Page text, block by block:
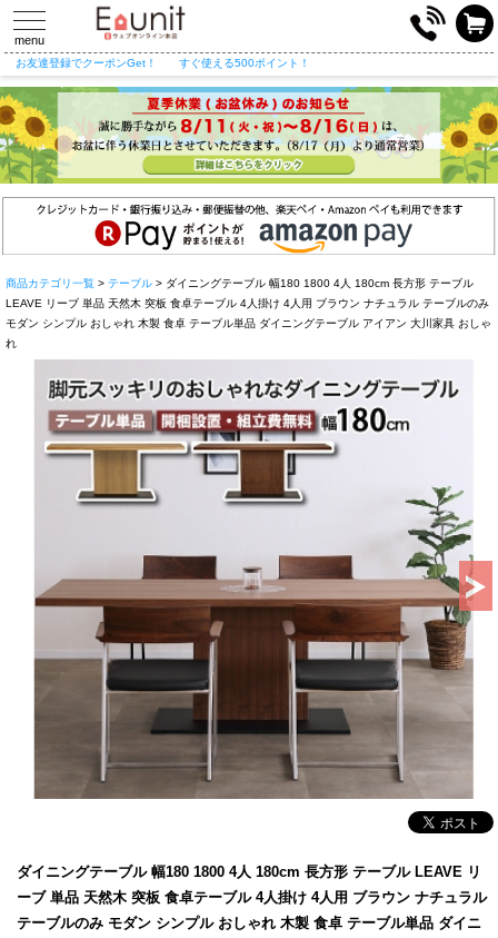
toggle
navigation
menu
お友達登録でクーポンGet！ すぐ使える500ポイント！
商品カテゴリ一覧 > テーブル > ダイニングテーブル 幅180 1800 4人 180cm 長方形 テーブル
LEAVE リーブ 単品 天然木 突板 食卓テーブル 4人掛け 4人用 ブラウン ナチュラル テーブルのみ
モダン シンプル おしゃれ 木製 食卓 テーブル単品 ダイニングテーブル アイアン 大川家具 おしゃ
れ
ダイニングテーブル 幅180 1800 4人 180cm 長方形 テーブル LEAVE リ
ーブ 単品 天然木 突板 食卓テーブル 4人掛け 4人用 ブラウン ナチュラル
テーブルのみ モダン シンプル おしゃれ 木製 食卓 テーブル単品 ダイニ